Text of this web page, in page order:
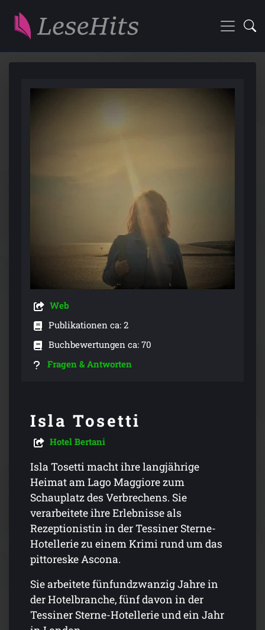
Web
Publikationen ca: 2
Buchbewertungen ca: 70
Fragen & Antworten
Isla Tosetti
Hotel Bertani
Isla Tosetti macht ihre langjährige
Heimat am Lago Maggiore zum
Schauplatz des Verbrechens. Sie
verarbeitete ihre Erlebnisse als
Rezeptionistin in der Tessiner Sterne-
Hotellerie zu einem Krimi rund um das
pittoreske Ascona.
Sie arbeitete fünfundzwanzig Jahre in
der Hotelbranche, fünf davon in der
Tessiner Sterne-Hotellerie und ein Jahr